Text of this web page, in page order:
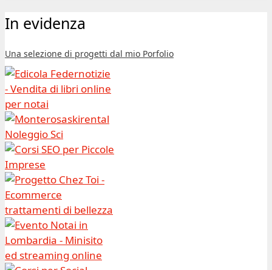
In evidenza
Una selezione di progetti dal mio Porfolio